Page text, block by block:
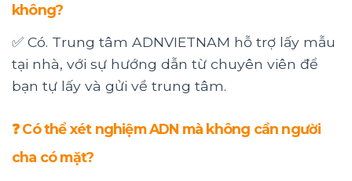
không?
✅ Có. Trung tâm ADNVIETNAM hỗ trợ lấy mẫu
tại nhà, với sự hướng dẫn từ chuyên viên để
bạn tự lấy và gửi về trung tâm.
❓ Có thể xét nghiệm ADN mà không cần người
cha có mặt?